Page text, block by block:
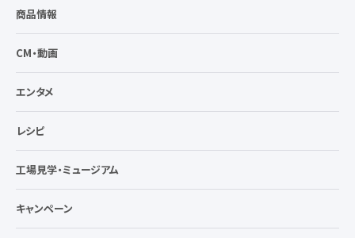
商品情報
CM・動画
エンタメ
レシピ
工場見学・ミュージアム
キャンペーン